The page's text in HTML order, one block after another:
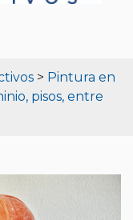
> Pintura en
pisos, entre